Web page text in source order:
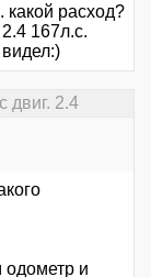
какой расход?
167л.с.
двиг. 2.4
одометр и